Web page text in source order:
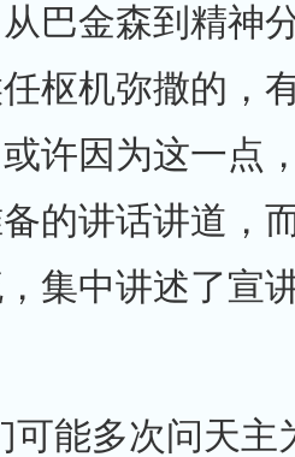
巴金森到精神
枢机弥撒的，
许因为这一点
的讲话讲道，
集中讲述了宣
可能多次问天主